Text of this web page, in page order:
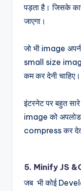
पड़ता है। जिसके
जाएगा।
जो भी image
small size
कम कर देनी चाहिए।
इंटरनेट पर बहुत
image को
compress कर
5. Minify JS
जब भी कोई